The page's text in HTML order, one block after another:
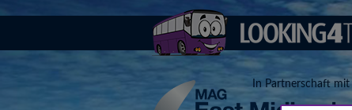
In Partnerschaft mit